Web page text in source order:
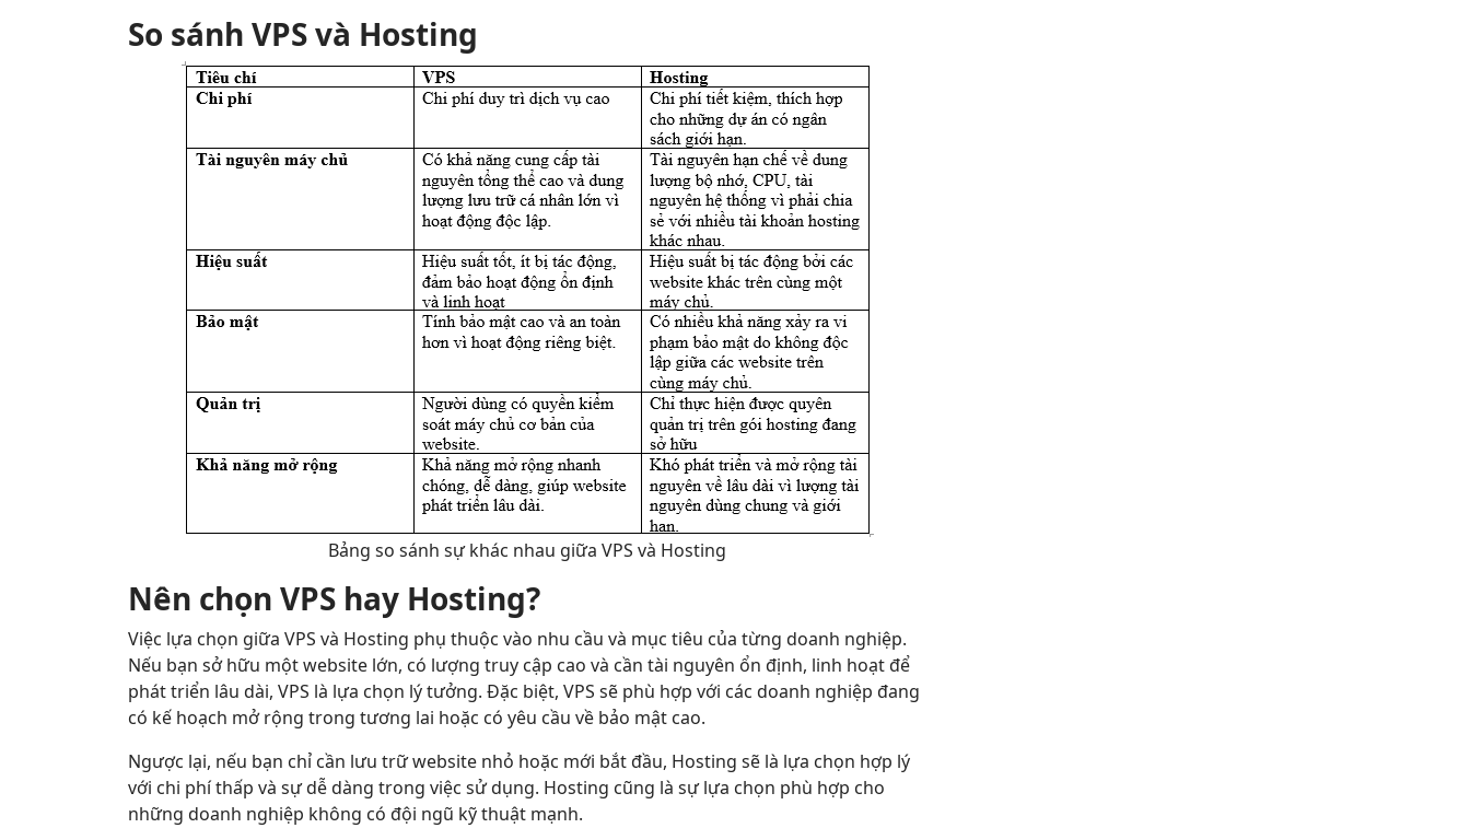
So sánh VPS và Hosting
Bảng so sánh sự khác nhau giữa VPS và Hosting
Nên chọn VPS hay Hosting?
Việc lựa chọn giữa VPS và Hosting phụ thuộc vào nhu cầu và mục tiêu của từng doanh nghiệp.
Nếu bạn sở hữu một website lớn, có lượng truy cập cao và cần tài nguyên ổn định, linh hoạt để
phát triển lâu dài, VPS là lựa chọn lý tưởng. Đặc biệt, VPS sẽ phù hợp với các doanh nghiệp đang
có kế hoạch mở rộng trong tương lai hoặc có yêu cầu về bảo mật cao.
Ngược lại, nếu bạn chỉ cần lưu trữ website nhỏ hoặc mới bắt đầu, Hosting sẽ là lựa chọn hợp lý
với chi phí thấp và sự dễ dàng trong việc sử dụng. Hosting cũng là sự lựa chọn phù hợp cho
những doanh nghiệp không có đội ngũ kỹ thuật mạnh.